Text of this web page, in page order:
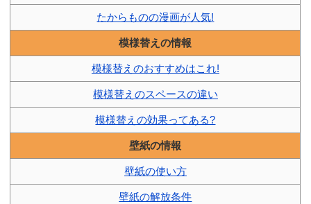
たからものの漫画が人気!
模様替えの情報
模様替えのおすすめはこれ!
模様替えのスペースの違い
模様替えの効果ってある?
壁紙の情報
壁紙の使い方
壁紙の解放条件